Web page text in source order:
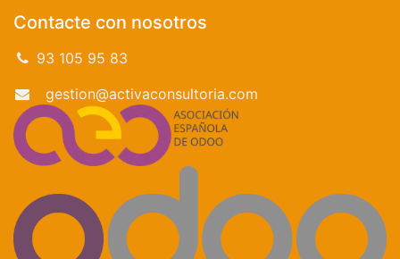
Contacte con nosotros
93 105 95 83
gestion@activaconsultoria.com